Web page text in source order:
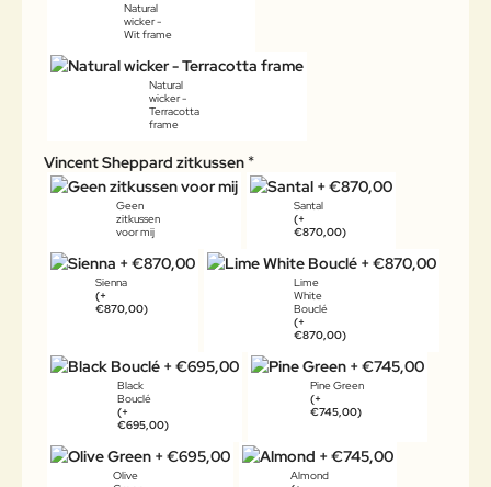
Natural
wicker -
Wit frame
Natural
wicker -
Terracotta
frame
Vincent Sheppard zitkussen
Geen
zitkussen
voor mij
Santal
(+
€870,00)
Sienna
(+
€870,00)
Lime
White
Bouclé
(+
€870,00)
Black
Bouclé
(+
€695,00)
Pine Green
(+
€745,00)
Olive
Almond